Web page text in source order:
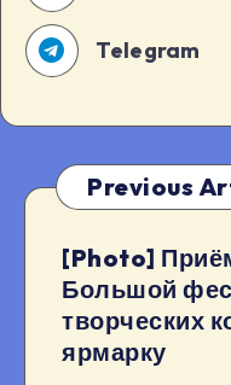
Telegram
Previous
[Photo]
Большой
творческих
ярмарку